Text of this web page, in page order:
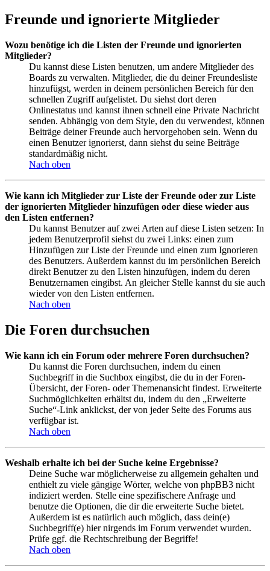
Freunde und ignorierte Mitglieder
Wozu benötige ich die Listen der Freunde und ignorierten
Mitglieder?
Du kannst diese Listen benutzen, um andere Mitglieder des
Boards zu verwalten. Mitglieder, die du deiner Freundesliste
hinzufügst, werden in deinem persönlichen Bereich für den
schnellen Zugriff aufgelistet. Du siehst dort deren
Onlinestatus und kannst ihnen schnell eine Private Nachricht
senden. Abhängig von dem Style, den du verwendest, können
Beiträge deiner Freunde auch hervorgehoben sein. Wenn du
einen Benutzer ignorierst, dann siehst du seine Beiträge
standardmäßig nicht.
Nach oben
Wie kann ich Mitglieder zur Liste der Freunde oder zur Liste
der ignorierten Mitglieder hinzufügen oder diese wieder aus
den Listen entfernen?
Du kannst Benutzer auf zwei Arten auf diese Listen setzen: In
jedem Benutzerprofil siehst du zwei Links: einen zum
Hinzufügen zur Liste der Freunde und einen zum Ignorieren
des Benutzers. Außerdem kannst du im persönlichen Bereich
direkt Benutzer zu den Listen hinzufügen, indem du deren
Benutzernamen eingibst. An gleicher Stelle kannst du sie auch
wieder von den Listen entfernen.
Nach oben
Die Foren durchsuchen
Wie kann ich ein Forum oder mehrere Foren durchsuchen?
Du kannst die Foren durchsuchen, indem du einen
Suchbegriff in die Suchbox eingibst, die du in der Foren-
Übersicht, der Foren- oder Themenansicht findest. Erweiterte
Suchmöglichkeiten erhältst du, indem du den „Erweiterte
Suche“-Link anklickst, der von jeder Seite des Forums aus
verfügbar ist.
Nach oben
Weshalb erhalte ich bei der Suche keine Ergebnisse?
Deine Suche war möglicherweise zu allgemein gehalten und
enthielt zu viele gängige Wörter, welche von phpBB3 nicht
indiziert werden. Stelle eine spezifischere Anfrage und
benutze die Optionen, die dir die erweiterte Suche bietet.
Außerdem ist es natürlich auch möglich, dass dein(e)
Suchbegriff(e) hier nirgends im Forum verwendet wurden.
Prüfe ggf. die Rechtschreibung der Begriffe!
Nach oben